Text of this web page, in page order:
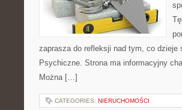
zaprasza do refleksji nad tym, co dzieje
Psychiczne. Strona ma informacyjny
Można […]
CATEGORIES: NIERUCHOMOŚCI